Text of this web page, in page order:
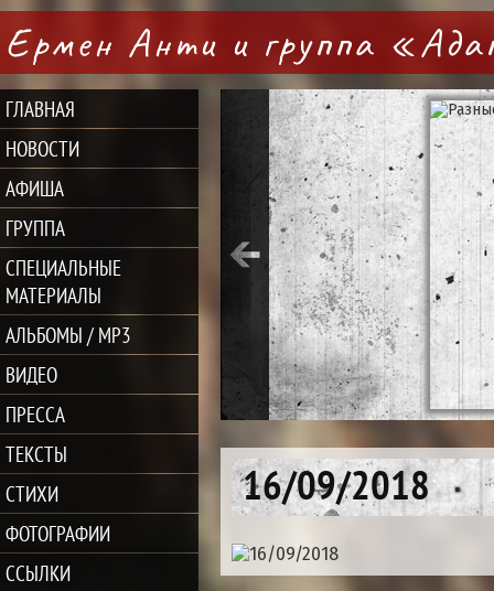
Ермен Анти и группа
ГЛАВНАЯ
НОВОСТИ
АФИША
ГРУППА
СПЕЦИАЛЬНЫЕ
МАТЕРИАЛЫ
АЛЬБОМЫ / MP3
ВИДЕО
ПРЕССА
ТЕКСТЫ
СТИХИ
ФОТОГРАФИИ
ССЫЛКИ
16/09/2018